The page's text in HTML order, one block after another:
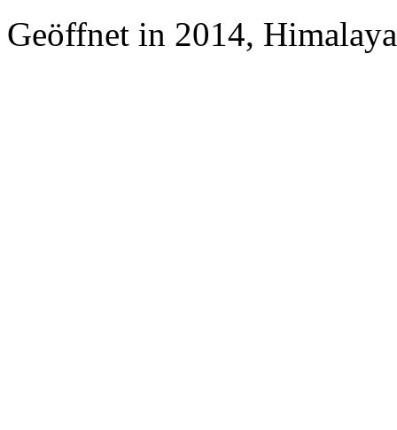
Geöffnet in 2014,